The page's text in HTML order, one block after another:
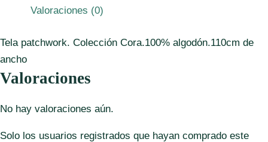
Valoraciones (0)
Tela patchwork. Colección Cora.100% algodón.110cm de
ancho
Valoraciones
No hay valoraciones aún.
Solo los usuarios registrados que hayan comprado este